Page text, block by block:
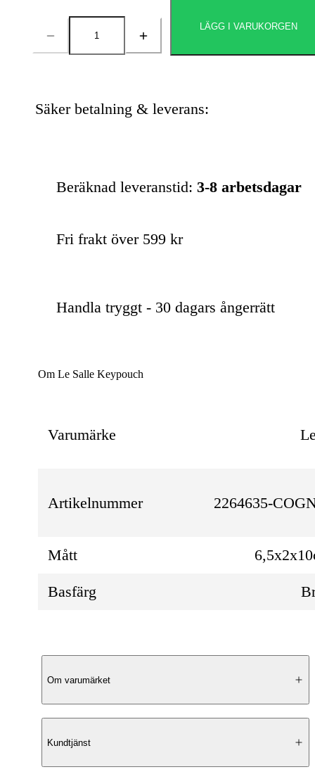
Antal
LÄGG I VARUKORGEN
Säker betalning & leverans:
Beräknad leveranstid: 3-8 arbetsdagar
Fri frakt över 599 kr
Handla tryggt - 30 dagars ångerrätt
Om Le Salle Keypouch
Varumärke
Artikelnummer 2264635-
Mått
Basfärg
Produktbeskrivning
Elegant Design
Om varumärket
Kundtjänst